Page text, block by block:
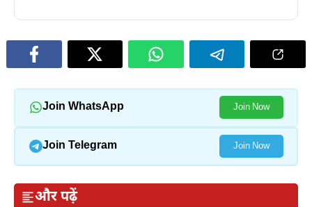
Join WhatsApp Join Now
Join Telegram Join Now
और पढ़ें